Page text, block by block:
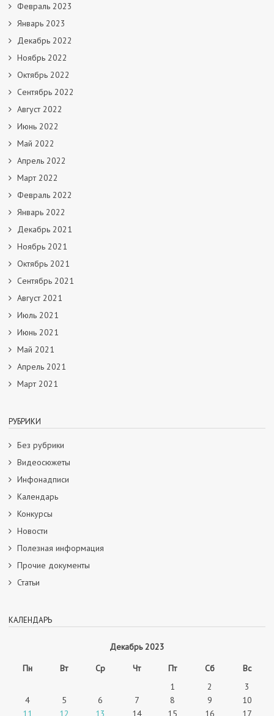
Февраль 2023
Январь 2023
Декабрь 2022
Ноябрь 2022
Октябрь 2022
Сентябрь 2022
Август 2022
Июнь 2022
Май 2022
Апрель 2022
Март 2022
Февраль 2022
Январь 2022
Декабрь 2021
Ноябрь 2021
Октябрь 2021
Сентябрь 2021
Август 2021
Июль 2021
Июнь 2021
Май 2021
Апрель 2021
Март 2021
РУБРИКИ
Без рубрики
Видеосюжеты
Инфонадписи
Календарь
Конкурсы
Новости
Полезная информация
Прочие документы
Статьи
КАЛЕНДАРЬ
Декабрь 2023
Пн
Вт Ср Чт Пт Сб
Вс
1
2
3
4
5 6 7 8 9
10
11
12 13 14 15 16 17